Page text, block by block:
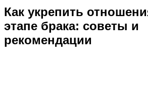
Как укрепить
этапе брака: советы и
рекомендации